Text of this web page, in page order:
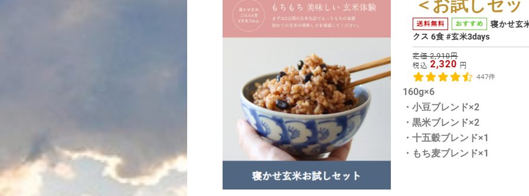
＜お試しセッ
160g×6
・小豆ブレンド×2
・黒米ブレンド×2
・十五穀ブレンド×1
・もち麦ブレンド×1